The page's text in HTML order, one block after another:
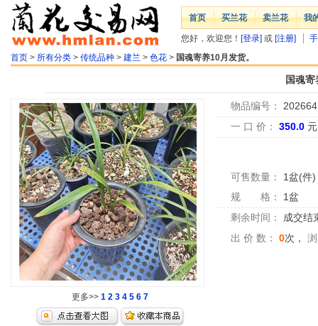
首页 买兰花 卖兰花 我
您好，欢迎您！ [登录] 或 [注册]
首页 > 所有分类 > 传统品种 > 建兰 > 色花 > 国魂寄养10月发货。
国魂
更多>> 1 2 3 4 5 6 7
物品编号：
一 口 价：
350.0 元
可售数量： 1盆(件)
规 格：
1盆
剩余时间：
成交结
出 价 数：
0次，